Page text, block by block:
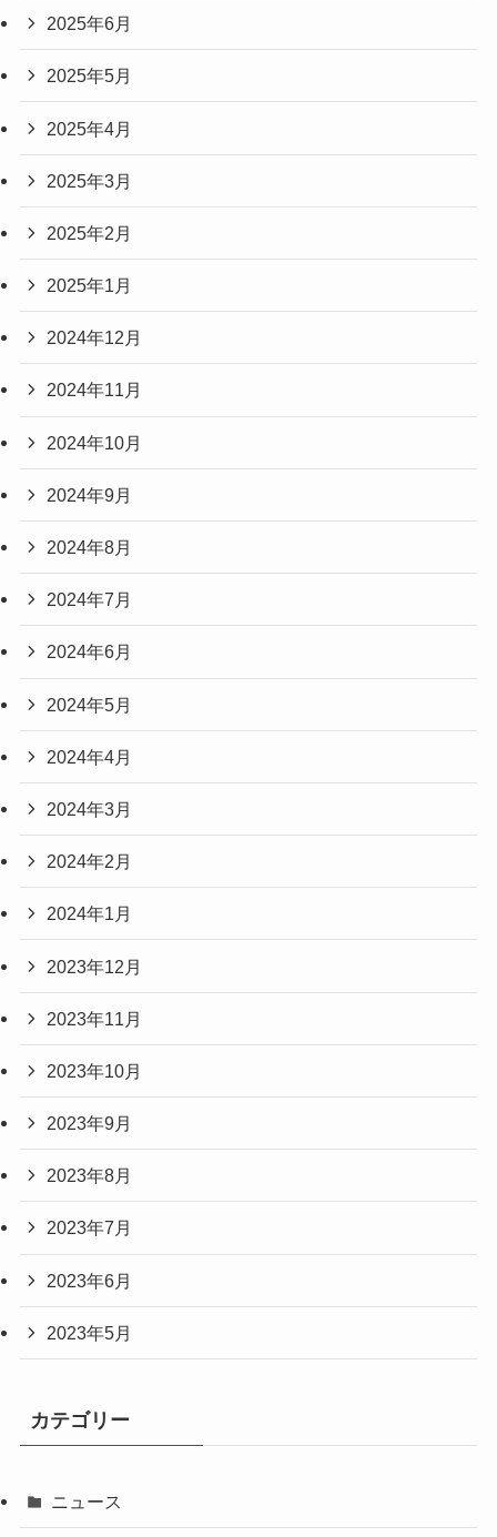
2025年6月
2025年5月
2025年4月
2025年3月
2025年2月
2025年1月
2024年12月
2024年11月
2024年10月
2024年9月
2024年8月
2024年7月
2024年6月
2024年5月
2024年4月
2024年3月
2024年2月
2024年1月
2023年12月
2023年11月
2023年10月
2023年9月
2023年8月
2023年7月
2023年6月
2023年5月
カテゴリー
ニュース